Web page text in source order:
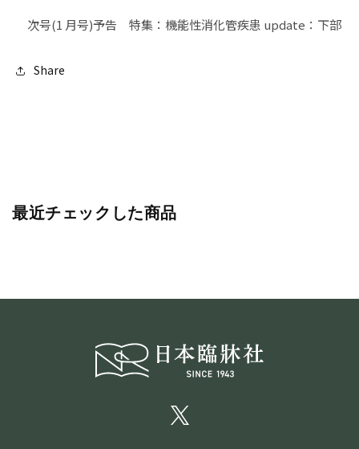
次号(1 月号)予告 特集：機能性消化管疾患 update：下部
Share
最近チェックした商品